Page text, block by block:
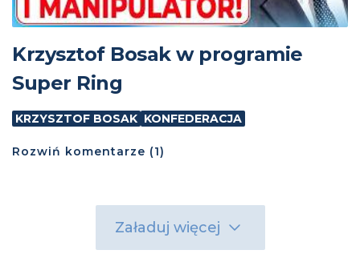
Krzysztof Bosak w programie
Super Ring
KRZYSZTOF BOSAK KONFEDERACJA
Rozwiń komentarze (1)
Załaduj więcej